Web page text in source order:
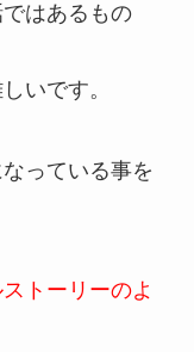
はあるもの
いです。
っている事を
トーリーのよ